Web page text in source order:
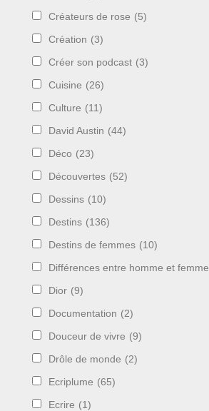
Créateurs de rose (5)
Création (3)
Créer son podcast (3)
Cuisine (26)
Culture (11)
David Austin (44)
Déco (23)
Découvertes (52)
Dessins (10)
Destins (136)
Destins de femmes (10)
Différences entre homme et femme
Dior (9)
Documentation (2)
Douceur de vivre (9)
Drôle de monde (2)
Ecriplume (65)
Ecrire (1)